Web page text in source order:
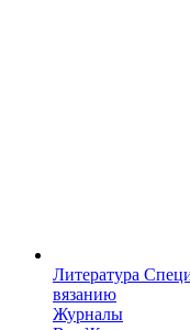
Литература
вязанию
Журналы